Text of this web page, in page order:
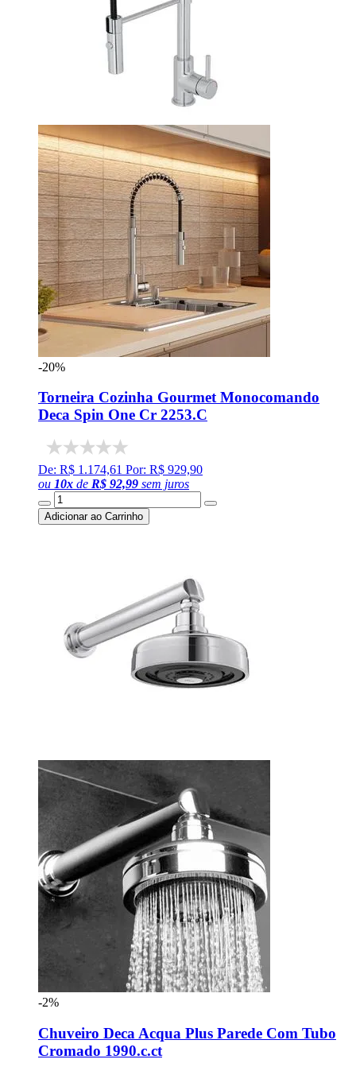
-20%
Torneira Cozinha Gourmet Monocomando
Deca Spin One Cr 2253.C
De: R$ 1.174,61 Por: R$ 929,90
ou 10x de R$ 92,99 sem juros
Adicionar ao Carrinho
-2%
Chuveiro Deca Acqua Plus Parede Com Tubo
Cromado 1990.c.ct